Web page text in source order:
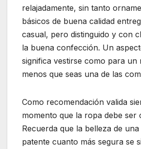
relajadamente, sin tanto
básicos de buena calidad
casual, pero distinguido y con
la buena confección. Un
significa vestirse como para un
menos que seas una de las
Como recomendación valida
momento que la ropa debe ser
Recuerda que la belleza de
patente cuanto más segura se